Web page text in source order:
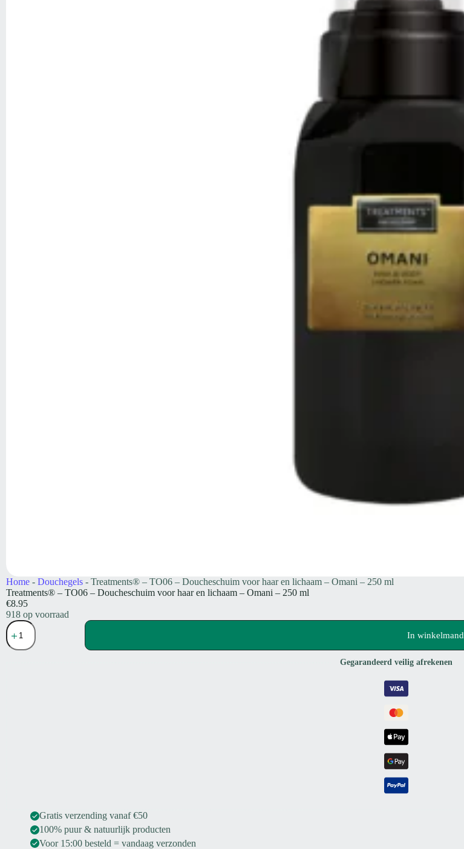
Home - Douchegels - Treatments® – TO06 – Doucheschuim voor haar en lichaam – Omani – 250 ml
Treatments® – TO06 – Doucheschuim voor haar en lichaam – Omani – 250 ml
€8.95
918 op voorraad
Treatments®
-
TO06
In winkelmand
Gegarandeerd veilig afrekenen
Gratis verzending vanaf €50
100% puur & natuurlijk producten
Voor 15:00 besteld = vandaag verzonden